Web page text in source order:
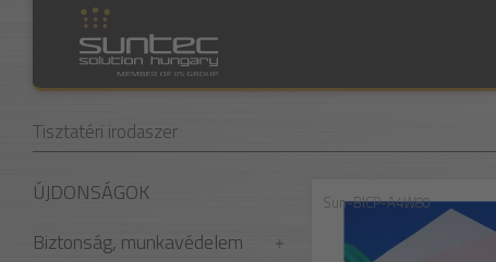
Tisztatéri irodaszer
Sun-BICP-A4W80
ÚJDONSÁGOK
Biztonság, munkavédelem